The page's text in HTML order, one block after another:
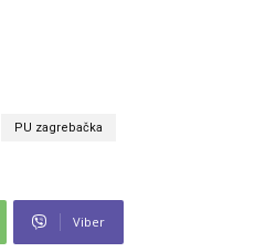
PU zagrebačka
Viber